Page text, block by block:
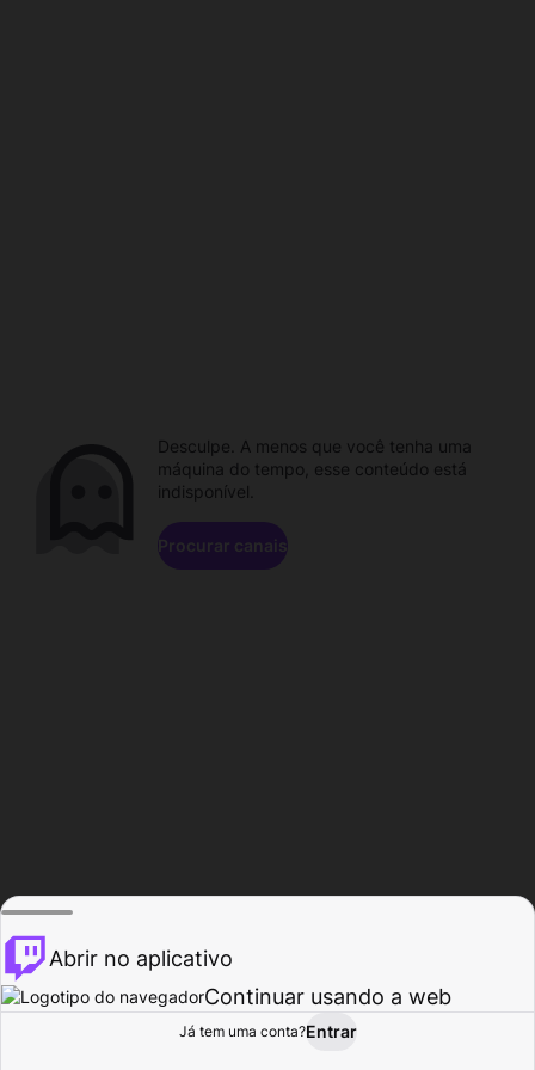
Procurar Atividade
Desculpe. A menos que você tenha uma
máquina do tempo, esse conteúdo está
indisponível.
Procurar canais
Abrir no aplicativo
Continuar usando a web
Já tem uma conta?Entrar